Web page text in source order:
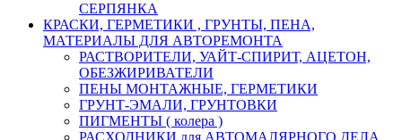
СЕРПЯНКА
КРАСКИ, ГЕРМЕТИКИ , ГРУНТЫ, ПЕНА,
МАТЕРИАЛЫ ДЛЯ АВТОРЕМОНТА
РАСТВОРИТЕЛИ, УАЙТ-СПИРИТ, АЦЕТОН,
ОБЕЗЖИРИВАТЕЛИ
ПЕНЫ МОНТАЖНЫЕ, ГЕРМЕТИКИ
ГРУНТ-ЭМАЛИ, ГРУНТОВКИ
ПИГМЕНТЫ ( колера )